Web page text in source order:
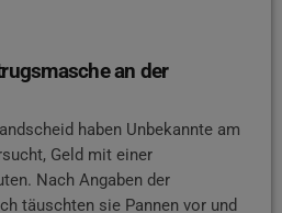
an der
haben Unbekannte am
Geld mit einer
Nach Angaben der
täuschten sie Pannen vor und